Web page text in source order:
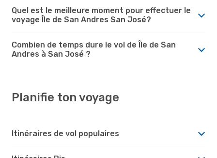
Quel est le meilleure moment pour effectuer le
voyage Île de San Andres San José?
Combien de temps dure le vol de Île de San
Andres à San José ?
Planifie ton voyage
Itinéraires de vol populaires